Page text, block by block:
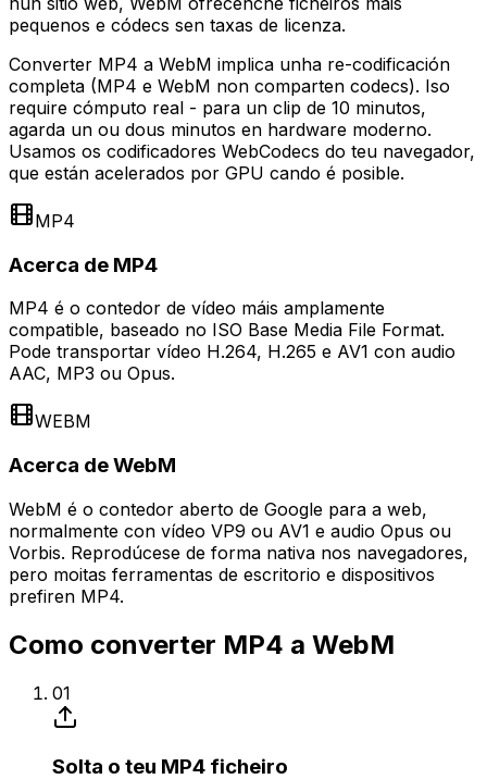
pequenos e códecs sen taxas de licenza.
Converter MP4 a WebM implica unha re-codificación
completa (MP4 e WebM non comparten codecs). Iso
require cómputo real - para un clip de 10 minutos,
agarda un ou dous minutos en hardware moderno.
Usamos os codificadores WebCodecs do teu navegador,
que están acelerados por GPU cando é posible.
MP4
Acerca de MP4
MP4 é o contedor de vídeo máis amplamente
compatible, baseado no ISO Base Media File Format.
Pode transportar vídeo H.264, H.265 e AV1 con audio
AAC, MP3 ou Opus.
WEBM
Acerca de WebM
WebM é o contedor aberto de Google para a web,
normalmente con vídeo VP9 ou AV1 e audio Opus ou
Vorbis. Reprodúcese de forma nativa nos navegadores,
pero moitas ferramentas de escritorio e dispositivos
prefiren MP4.
Como converter MP4 a WebM
01
Solta o teu MP4 ficheiro